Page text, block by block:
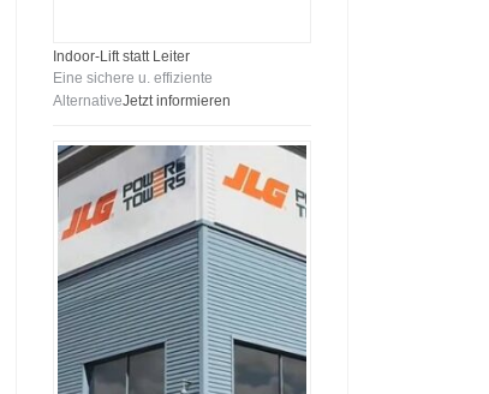
Indoor-Lift statt Leiter
Eine sichere u. effiziente
AlternativeJetzt informieren